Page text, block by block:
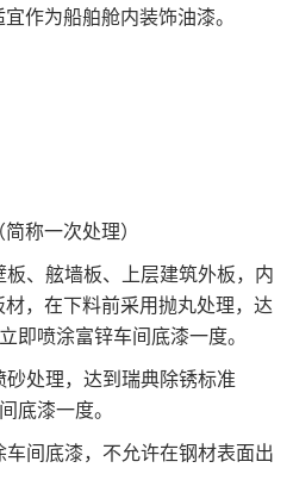
作为船舶舱内装饰油漆。
称一次处理）
、舷墙板、上层建筑外板，内
，在下料前采用抛丸处理，达
即喷涂富锌车间底漆一度。
处理，达到瑞典除锈标准
底漆一度。
间底漆，不允许在钢材表面出